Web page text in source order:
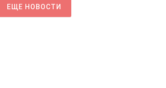
ЕЩЕ НОВОСТИ